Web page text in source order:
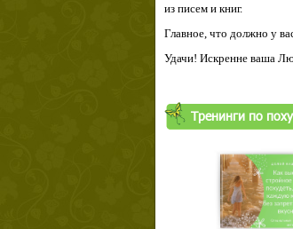
из писем и книг.
Главное, что должно у
Удачи! Искренне ваша
Тренинги по